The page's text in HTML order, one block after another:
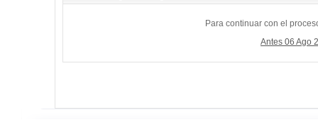
Para continuar con el
Antes 06 Ago